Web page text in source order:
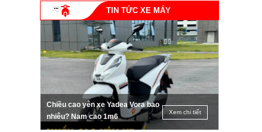
TIN TỨC XE MÁY
Chiều cao yên xe Yadea Vora bao
nhiêu? Nam cao 1m6
Xem chi tiết